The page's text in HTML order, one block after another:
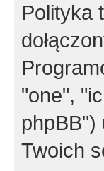
Polityka
"one",
Twoich